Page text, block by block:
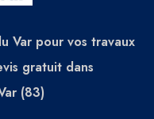
Var pour vos travaux
gratuit dans
(83)